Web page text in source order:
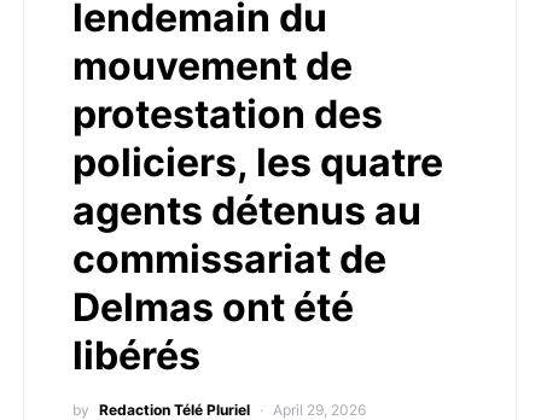
lendemain du
mouvement de
protestation des
policiers, les quatre
agents détenus au
commissariat de
Delmas ont été
libérés
by Redaction Télé Pluriel April 29, 2026